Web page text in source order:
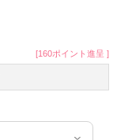
[160ポイント進呈 ]